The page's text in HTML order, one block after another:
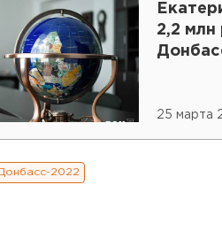
2,2 млн
25 марта
2022